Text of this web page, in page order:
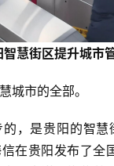
慧街区提升城市
城市的全部。
，是贵阳的智慧
在贵阳发布了全